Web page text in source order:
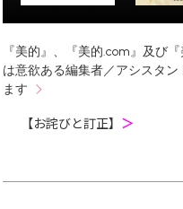
『美的』、『美的.com』及び
は意欲ある編集者／アシスタ
ます
【お詫びと訂正】 ＞